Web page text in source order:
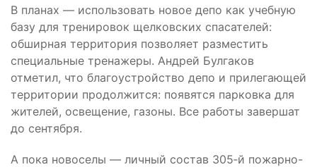
В планах — использовать новое депо как учебную
базу для тренировок щелковских спасателей:
обширная территория позволяет разместить
специальные тренажеры. Андрей Булгаков
отметил, что благоустройство депо и прилегающей
территории продолжится: появятся парковка для
жителей, освещение, газоны. Все работы завершат
до сентября.
А пока новоселы — личный состав 305‑й пожарно-